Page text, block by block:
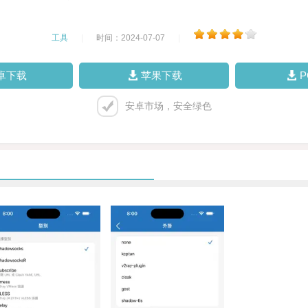
工具 时间：2024-07-07
下载 苹果下载
安卓市场，安全绿色